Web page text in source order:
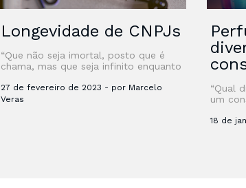
Longevidade de CNPJs
“Que não seja imortal, posto que é
chama, mas que seja infinito enquanto
de Moraes, em outubro de 1939,
escreveu o …
27 de fevereiro de 2023 - por Marcelo
Veras
“Qual
um
ainda
18 de